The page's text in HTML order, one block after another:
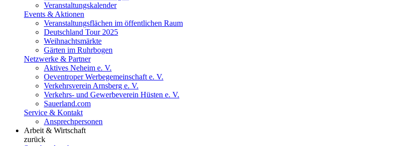
Veranstaltungskalender
Events & Aktionen
Veranstaltungsflächen im öffentlichen Raum
Deutschland Tour 2025
Weihnachtsmärkte
Gärten im Ruhrbogen
Netzwerke & Partner
Aktives Neheim e. V.
Oeventroper Werbegemeinschaft e. V.
Verkehrsverein Arnsberg e. V.
Verkehrs- und Gewerbeverein Hüsten e. V.
Sauerland.com
Service & Kontakt
Ansprechpersonen
Arbeit & Wirtschaft
zurück